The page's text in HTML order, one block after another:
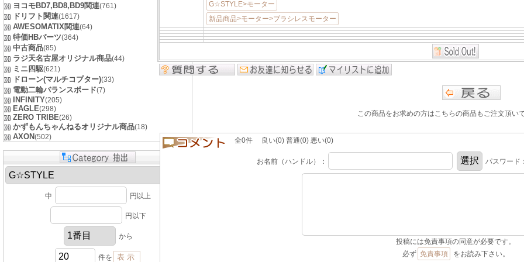
ヨコモBD7,BD8,BD9関連(761)
ドリフト関連(1617)
AWESOMATIX関連(64)
特価HBパーツ(364)
中古商品(85)
ラジ天名古屋オリジナル商品(44)
ミニ四駆(621)
ドローン(マルチコプター)(33)
電動二輪バランスボード(7)
INFINITY(205)
EAGLE(298)
ZERO TRIBE(26)
かずもんちゃんねるオリジナル商品(18)
AXON(502)
中 円以上
円以下
から
件を
G☆STYLE>モーター
新品商品>モーター>ブラシレスモーター
この商品をお求めの方はこちらの商品もご注文頂い
全0件 良い(0) 普通(0) 悪い(0)
お名前（ハンドル）： パスワード：
投稿には免責事項の同意が必要です。
必ず 免責事項 をお読み下さい。